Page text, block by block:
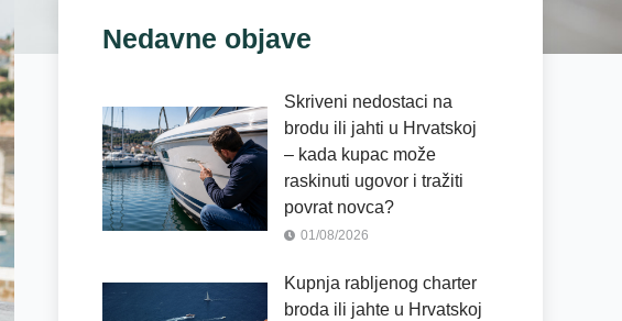
Nedavne objave
Skriveni nedostaci na
brodu ili jahti u Hrvatskoj
– kada kupac može
raskinuti ugovor i tražiti
povrat novca?
01/08/2026
Kupnja rabljenog charter
broda ili jahte u Hrvatskoj